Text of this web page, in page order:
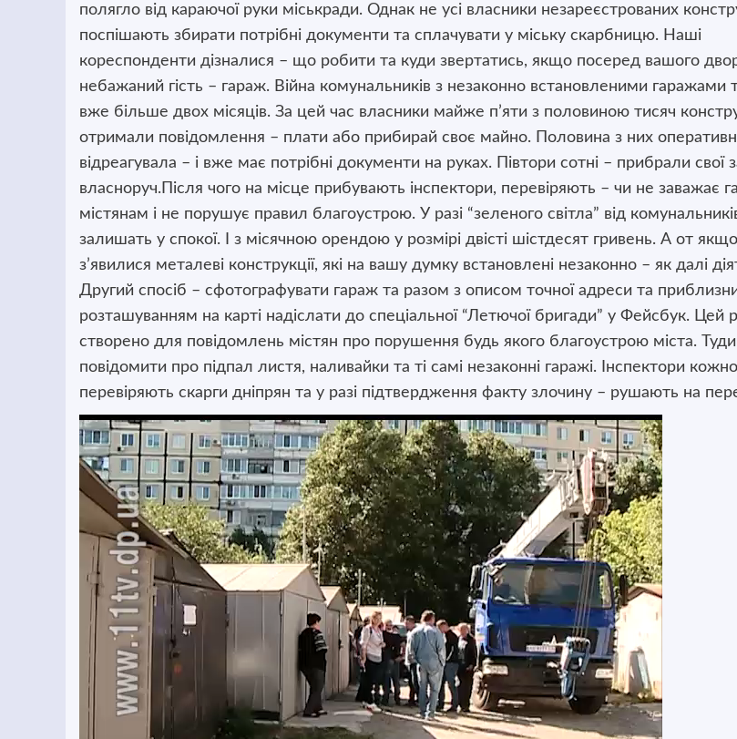
полягло від караючої руки міськради. Однак не усі власники незареєстрованих
поспішають збирати потрібні документи та сплачувати у міську скарбницю. Наші
кореспонденти дізналися – що робити та куди звертатись, якщо посеред вашого
небажаний гість – гараж. Війна комунальників з незаконно встановленими гаражами
вже більше двох місяців. За цей час власники майже п’яти з половиною тисяч
отримали повідомлення – плати або прибирай своє майно. Половина з них
відреагувала – і вже має потрібні документи на руках. Півтори сотні – прибрали свої
власноруч.Після чого на місце прибувають інспектори, перевіряють – чи не заважає
містянам і не порушує правил благоустрою. У разі “зеленого світла” від
залишать у спокої. І з місячною орендою у розмірі двісті шістдесят гривень. А от
з’явилися металеві конструкції, які на вашу думку встановлені незаконно – як далі
Другий спосіб – сфотографувати гараж та разом з описом точної адреси та
розташуванням на карті надіслати до спеціальної “Летючої бригади” у Фейсбук. Цей
створено для повідомлень містян про порушення будь якого благоустрою міста.
повідомити про підпал листя, наливайки та ті самі незаконні гаражі. Інспектори
перевіряють скарги дніпрян та у разі підтвердження факту злочину – рушають на
Відеопрогравач